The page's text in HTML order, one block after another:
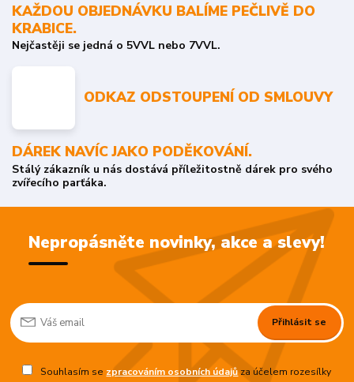
KAŽDOU OBJEDNÁVKU BALÍME PEČLIVĚ DO
KRABICE.
Nejčastěji se jedná o 5VVL nebo 7VVL.
ODKAZ ODSTOUPENÍ OD SMLOUVY
DÁREK NAVÍC JAKO PODĚKOVÁNÍ.
Stálý zákazník u nás dostává příležitostně dárek pro svého
zvířecího parťáka.
Nepropásněte novinky, akce a slevy!
Přihlásit se
Souhlasím se zpracováním osobních údajůza účelem rozesílky